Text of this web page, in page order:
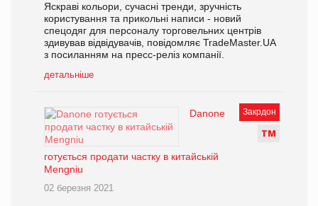
Яскраві кольори, сучасні тренди, зручність
користування та прикольні написи - новий
спецодяг для персоналу торговельних центрів
здивував відвідувачів, повідомляє TradeMaster.UA
з посиланням на пресс-реліз компанії.
детальніше
Закрдон
ТМ
Danone
готується продати частку в китайській
Mengniu
02 березня 2021